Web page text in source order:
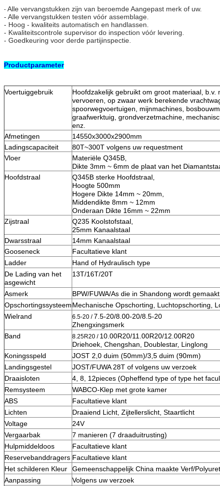
- Alle vervangstukken zijn van beroemde Aangepast merk of uw.
- Alle vervangstukken testen vóór assemblage.
- Hoog - kwaliteits automatisch en handlassen.
- Kwaliteitscontrole supervisor do inspection vóór levering.
- Goedkeuring voor derde partijinspectie.
Productparameter
Voertuiggebruik
Hoofdzakelijk gebruikt om groot materiaal, b.v.
vervoeren, op zwaar werk berekende
spoorwegvoertuigen, mijnmachines,
graafwerktuig, grondverzetmachine,
enz.
Afmetingen
14550x3000x2900mm
Ladingscapaciteit
80T~300T volgens uw requestment
Vloer
Materiële Q345B,
Dikte 3mm ~ 6mm de plaat van het
Hoofdstraal
Q345B sterke Hoofdstraal,
Hoogte 500mm
Hogere Dikte 14mm ~ 20mm,
Middendikte 8mm ~ 12mm
Onderaan Dikte 16mm ~ 22mm
Zijstraal
Q235 Koolstofstaal,
25mm Kanaalstaal
Dwarsstraal
14mm Kanaalstaal
Gooseneck
Facultatieve klant
Ladder
Hand of Hydraulisch type
De Lading van het
asgewicht
13T/16T/20T
Asmerk
BPW/FUWA/As die in Shandong wordt gemaakt
OpschortingssysteemMechanische Opschorting, Luchtopschorting,
Wielrand
6.5-20 /7.5-20/8.00-20/8.5-20
Zhengxingsmerk
Band
8.25R20 / 10.00R20/11.00R20/12.00R20
Driehoek, Chengshan, Doublestar, Linglong
Koningsspeld
JOST 2,0 duim (50mm)/3,5 duim (90mm)
Landingsgestel
JOST/FUWA 28T of volgens uw verzoek
Draaisloten
4, 8, 12pieces (Opheffend type of type het
Remsysteem
WABCO-Klep met grote kamer
ABS
Facultatieve klant
Lichten
Draaiend Licht, Zijtellerslicht, Staartlicht
Voltage
24V
Vergaarbak
7 manieren (7 draaduitrusting)
Hulpmiddeldoos
Facultatieve klant
Reservebanddragers Facultatieve klant
Het schilderen Kleur
Gemeenschappelijk China maakte Verf/
Aanpassing
Volgens uw verzoek